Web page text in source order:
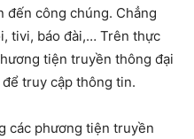
đến công chúng. Chẳng
tivi, báo đài,… Trên thực
tiện truyền thông đại
truy cập thông tin.
các phương tiện truyền